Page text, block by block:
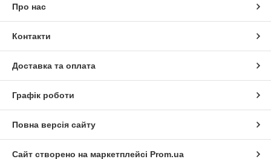
Про нас
Контакти
Доставка та оплата
Графік роботи
Повна версія сайту
Сайт створено на маркетплейсі Prom.ua